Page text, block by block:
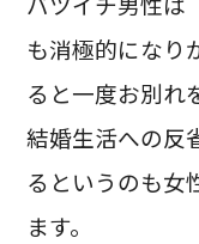
も消極的になり
ると一度お別れ
結婚生活への反
るというのも女
ます。